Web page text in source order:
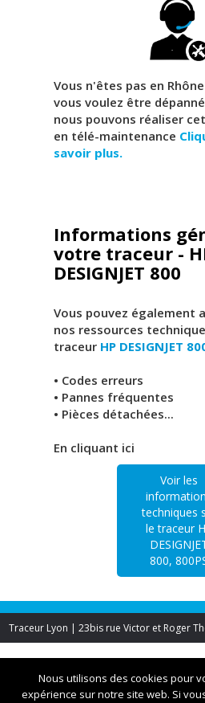
Vous n'êtes pas en
vous voulez être
nous pouvons réaliser
en télé-maintenance
savoir plus.
Informations
votre traceur -
DESIGNJET 800
Vous pouvez également
nos ressources
traceur HP DESIGNJET
• Codes erreurs
• Pannes fréquentes
• Pièces détachées...
En cliquant ici
Voir les
techniques
le traceur
800,
Traceur Lyon | 23bis rue Victor et Roger
Nous utilisons des cookies pour
expérience sur notre site web. Si